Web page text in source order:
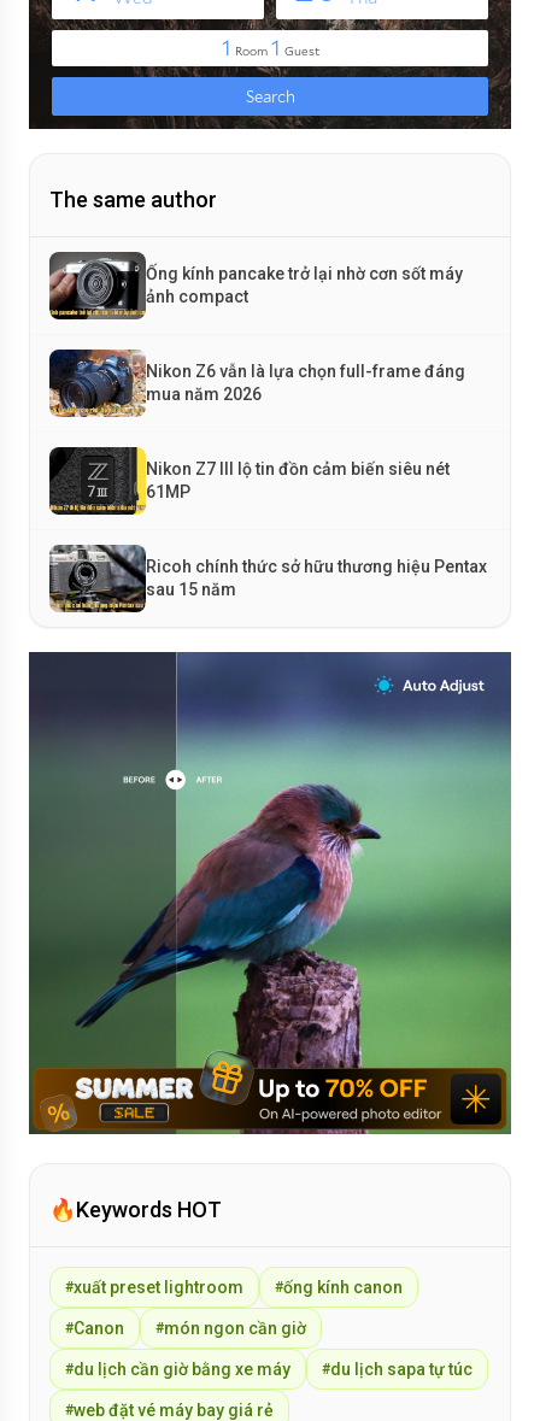
The same author
Ống kính pancake trở lại nhờ cơn sốt máy
ảnh compact
Nikon Z6 vẫn là lựa chọn full-frame đáng
mua năm 2026
Nikon Z7 III lộ tin đồn cảm biến siêu nét
61MP
Ricoh chính thức sở hữu thương hiệu Pentax
sau 15 năm
🔥Keywords HOT
#xuất preset lightroom #ống kính canon
#Canon #món ngon cần giờ
#du lịch cần giờ bằng xe máy #du lịch sapa tự túc
#web đặt vé máy bay giá rẻ